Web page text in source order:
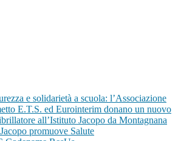
e solidarietà a scuola: l’Associazione
E.T.S. ed Eurointerim donano un nuovo
all’Istituto Jacopo da Montagnana
promuove Salute